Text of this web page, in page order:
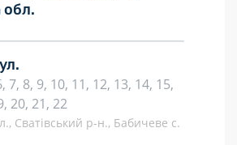
обл.
7, 8, 9, 10, 11, 12, 13, 14, 15,
20, 21, 22
Сватівський р-н., Бабичеве с.